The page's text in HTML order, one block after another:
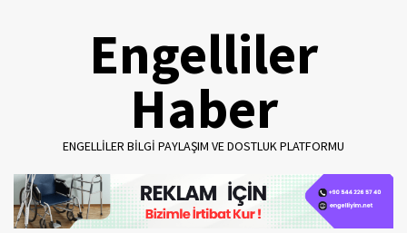
Engelliler
Haber
ENGELLILER BILGI PAYLAŞIM VE DOSTLUK PLATFORMU